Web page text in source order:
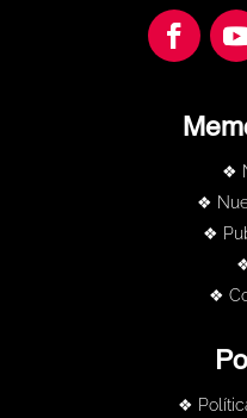
❖
❖
❖
❖
❖